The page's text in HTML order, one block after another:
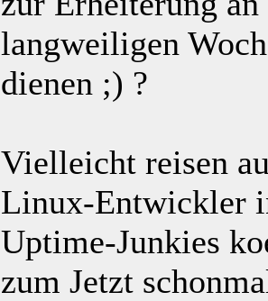
langweiligen
dienen ;) ?
Vielleicht reisen
Linux-Entwickler
Uptime-Junkies
zum Jetzt